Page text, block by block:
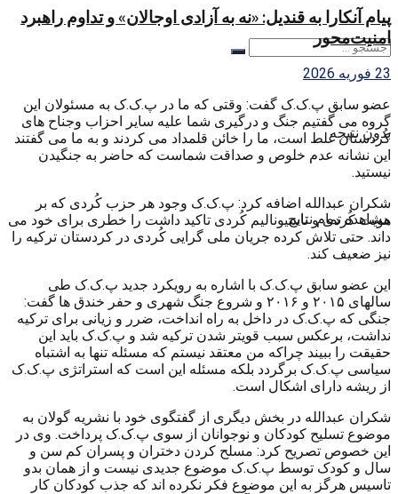
بدون نتیجه
مشاهده تمام نتایج
پیام آنکارا به قندیل: «نه به آزادی اوجالان» و تداوم راهبرد
امنیت‌محور
23 فوریه 2026
عضو سابق پ.ک.ک گفت: وقتی که ما در پ.ک.ک به مسئولان این
گروه می گفتیم جنگ و درگیری شما علیه سایر احزاب وجناح های
کُردستان غلط است، ما را خائن قلمداد می کردند و به ما می گفتند
این نشانه عدم خلوص و صداقت شماست که حاضر به جنگیدن
نیستید.
شکران عبدالله اضافه کرد: پ.ک.ک وجود هر حزب کُردی که بر
هویت کُردی و ناسیونالیم کُردی تاکید داشت را خطری برای خود می
داند. حتی تلاش کرده جریان ملی گرایی کُردی در کردستان ترکیه را
نیز ضعیف کند.
این عضو سابق پ.ک.ک با اشاره به رویکرد جدید پ.ک.ک طی
سالهای ۲۰۱۵ و ۲۰۱۶ و شروع جنگ شهری و حفر خندق ها گفت:
جنگی که پ.ک.ک در داخل به راه انداخت، ضرر و زیانی برای ترکیه
نداشت، برعکس سبب قویتر شدن ترکیه شد و پ.ک.ک باید این
حقیقت را ببیند چراکه من معتقد نیستم که مسئله تنها به اشتباه
سیاسی پ.ک.ک برگردد بلکه مسئله این است که استراتژی پ.ک.ک
از ریشه دارای اشکال است.
شکران عبدالله در بخش دیگری از گفتگوی خود با نشریه گولان به
موضوع تسلیح کودکان و نوجوانان از سوی پ.ک.ک پرداخت. وی در
این خصوص تصریح کرد: مسلح کردن دختران و پسران کم سن و
سال و کودک توسط پ.ک.ک موضوع جدیدی نیست و از همان بدو
تاسیس هرگز به این موضوع فکر نکرده اند که جذب کودکان کار